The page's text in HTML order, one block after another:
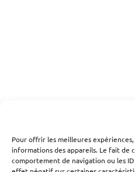
Pour offrir les meilleures
informations des appareils. Le fait
comportement de navigation ou les